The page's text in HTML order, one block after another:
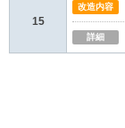
15
改造内容
詳細